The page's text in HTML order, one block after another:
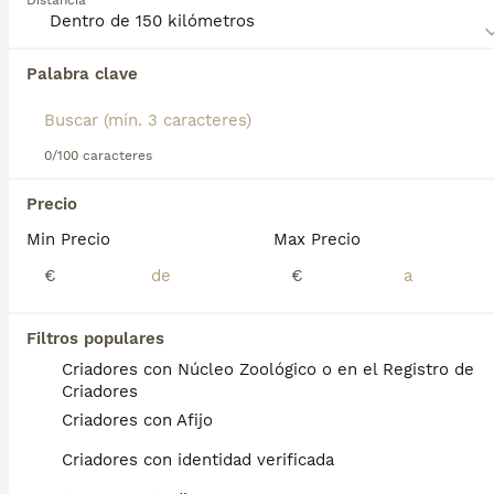
Palabra clave
0/100 caracteres
Precio
Min Precio
€
Max Precio
€
Filtros populares
Criadores con Núcleo Zoológico o en el Registro de
Criadores
Criadores con Afijo
Criadores con identidad verificada
dueño firme y responsable que pueda proporcionarle una
Encontramos 0 Tosa Inu Perros para monta
Si deseas exactamente esta búsqueda guarda tu
búsqueda y espera el resultado perfecto:
Preguntas frecuentes
¿Qué raza de perro es el
Tosa?
El tosa (土佐), formalmente Tosa inu (土佐犬),
literalmente «perro de Tosa», es una raza de
perro originaria de la antigua provincia de